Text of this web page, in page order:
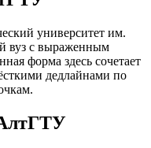
университет им.
вуз с выраженным
форма здесь сочетает
дедлайнами по